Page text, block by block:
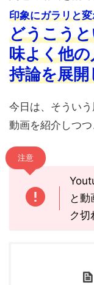
印象にガラリと
どうこう
味よく他
持論を展
今日は、そうい
動画を紹介しつつ
注意
と
ク切